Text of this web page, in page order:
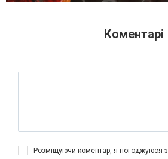
Коментарі
Розміщуючи коментар, я погоджуюся з